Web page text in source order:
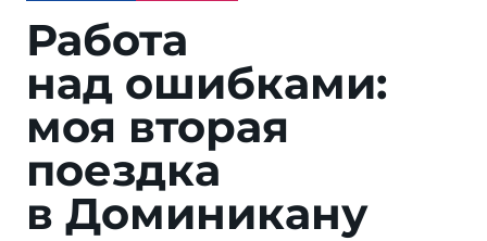
Работа
над ошибками:
моя вторая
поездка
в Доминикану